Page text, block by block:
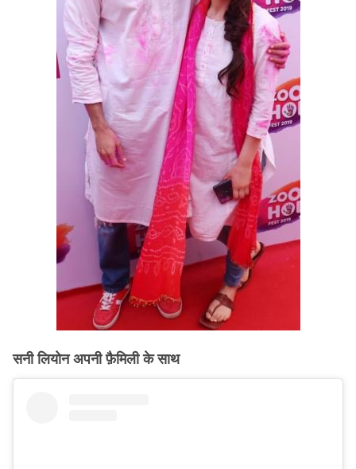
सनी लियोन अपनी फ़ैमिली के साथ